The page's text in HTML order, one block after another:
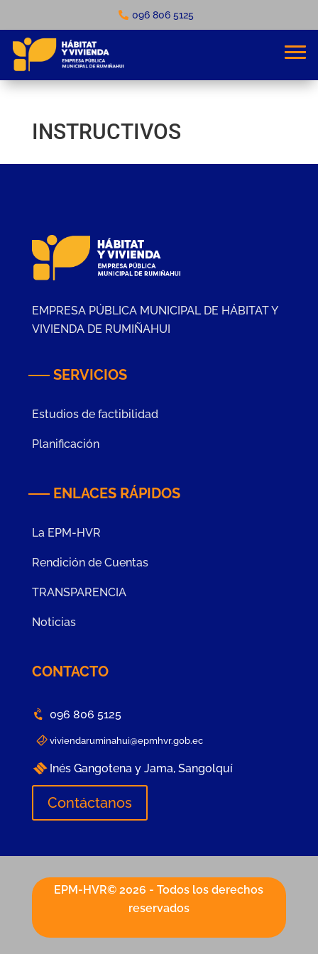
096 806 5125
INSTRUCTIVOS
EMPRESA PÚBLICA MUNICIPAL DE HÁBITAT Y
VIVIENDA DE RUMIÑAHUI
SERVICIOS
Estudios de factibilidad
Planificación
ENLACES RÁPIDOS
La EPM-HVR
Rendición de Cuentas
TRANSPARENCIA
Noticias
CONTACTO
096 806 5125
viviendaruminahui@epmhvr.gob.ec
Inés Gangotena y Jama, Sangolquí
Contáctanos
EPM-HVR© 2026 - Todos los derechos
reservados